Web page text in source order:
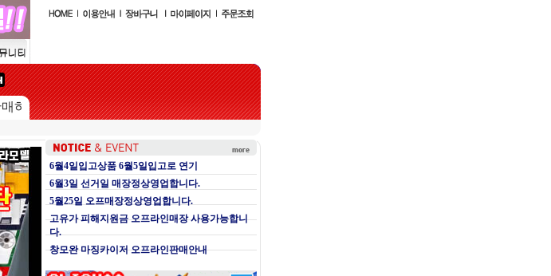
핑몰입니다.
6월4일입고상품 6월5일입고로 연기
6월3일 선거일 매장정상영업합니다.
5월25일 오프매장정상영업합니다.
고유가 피해지원금 오프라인매장 사용가능합니
다.
창모완 마징카이저 오프라인판매안내